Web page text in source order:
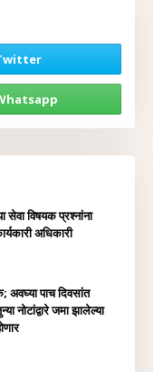
सेवा विषयक प्रश्नांना
अधिकारी
पाच दिवसांत
नोटांद्वारे जमा झालेल्या